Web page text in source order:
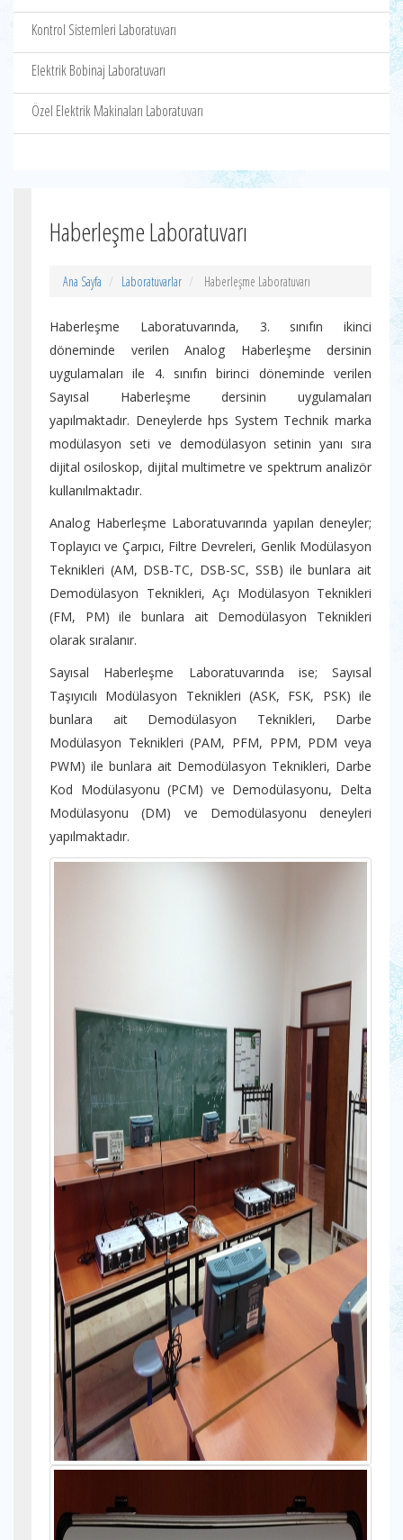
Kontrol Sistemleri Laboratuvarı
Elektrik Bobinaj Laboratuvarı
Özel Elektrik Makinaları Laboratuvarı
Haberleşme Laboratuvarı
Ana Sayfa Laboratuvarlar Haberleşme Laboratuvarı
Haberleşme Laboratuvarında, 3. sınıfın ikinci
döneminde verilen Analog Haberleşme dersinin
uygulamaları ile 4. sınıfın birinci döneminde verilen
Sayısal Haberleşme dersinin uygulamaları
yapılmaktadır. Deneylerde hps System Technik marka
modülasyon seti ve demodülasyon setinin yanı sıra
dijital osiloskop, dijital multimetre ve spektrum analizör
kullanılmaktadır.
Analog Haberleşme Laboratuvarında yapılan deneyler;
Toplayıcı ve Çarpıcı, Filtre Devreleri, Genlik Modülasyon
Teknikleri (AM, DSB-TC, DSB-SC, SSB) ile bunlara ait
Demodülasyon Teknikleri, Açı Modülasyon Teknikleri
(FM, PM) ile bunlara ait Demodülasyon Teknikleri
olarak sıralanır.
Sayısal Haberleşme Laboratuvarında ise; Sayısal
Taşıyıcılı Modülasyon Teknikleri (ASK, FSK, PSK) ile
bunlara ait Demodülasyon Teknikleri, Darbe
Modülasyon Teknikleri (PAM, PFM, PPM, PDM veya
PWM) ile bunlara ait Demodülasyon Teknikleri, Darbe
Kod Modülasyonu (PCM) ve Demodülasyonu, Delta
Modülasyonu (DM) ve Demodülasyonu deneyleri
yapılmaktadır.